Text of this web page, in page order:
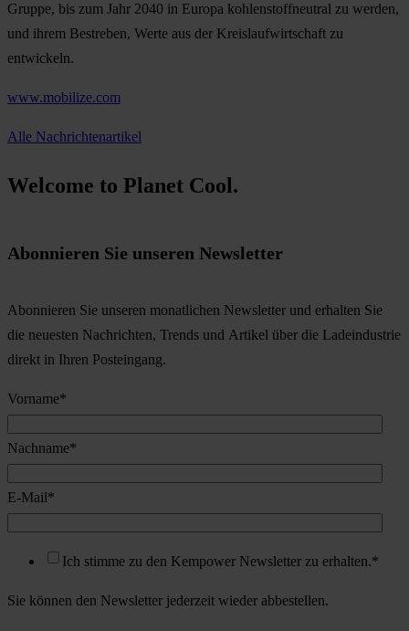
Gruppe, bis zum Jahr 2040 in Europa kohlenstoffneutral zu werden,
und ihrem Bestreben, Werte aus der Kreislaufwirtschaft zu
entwickeln.
www.mobilize.com
Alle Nachrichtenartikel
Welcome to Planet Cool.
Abonnieren Sie unseren Newsletter
Abonnieren Sie unseren monatlichen Newsletter und erhalten Sie
die neuesten Nachrichten, Trends und Artikel über die Ladeindustrie
direkt in Ihren Posteingang.
Vorname*
Nachname*
E-Mail*
Ich stimme zu den Kempower Newsletter zu erhalten.*
Sie können den Newsletter jederzeit wieder abbestellen.